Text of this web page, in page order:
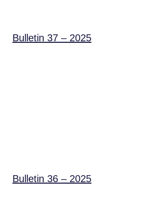
Bulletin 37 – 2025
Bulletin 36 – 2025